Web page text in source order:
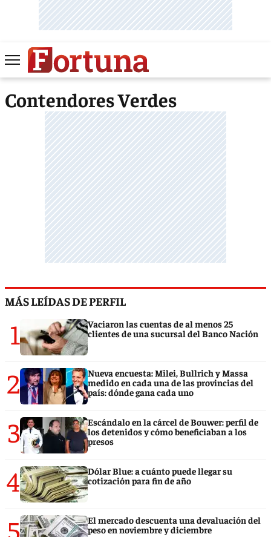
Contendores Verdes
MÁS LEÍDAS DE PERFIL
1
Vaciaron las cuentas de al menos 25
clientes de una sucursal del Banco Nación
2
Nueva encuesta: Milei, Bullrich y Massa
medido en cada una de las provincias del
país: dónde gana cada uno
3
Escándalo en la cárcel de Bouwer: perfil de
los detenidos y cómo beneficiaban a los
presos
4
Dólar Blue: a cuánto puede llegar su
cotización para fin de año
5
El mercado descuenta una devaluación del
peso en noviembre y diciembre